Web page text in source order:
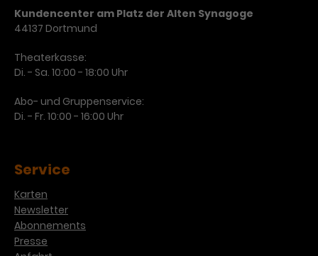
Kundencenter am Platz der Alten Synagoge
44137 Dortmund
Theaterkasse:
Di. - Sa. 10:00 - 18:00 Uhr
Abo- und Gruppenservice:
Di. - Fr. 10:00 - 16:00 Uhr
Service
Karten
Newsletter
Abonnements
Presse